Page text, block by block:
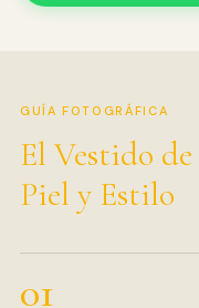
GUÍA FOTOGRÁFICA
El Vestido
Piel y Estilo